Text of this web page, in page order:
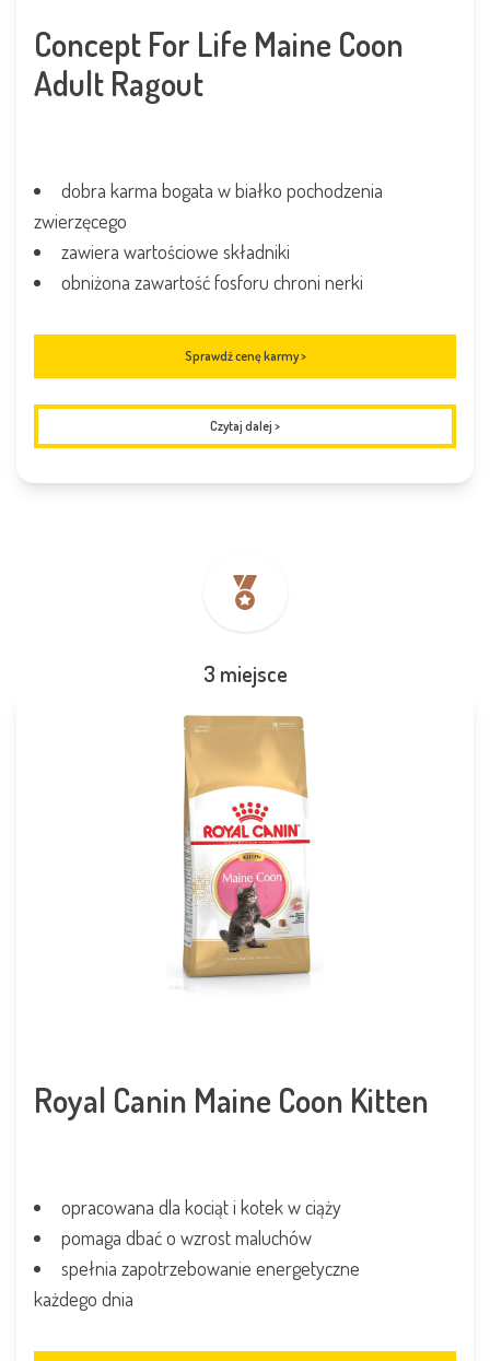
Concept For Life Maine Coon
Adult Ragout
dobra karma bogata w białko pochodzenia
zwierzęcego
zawiera wartościowe składniki
obniżona zawartość fosforu chroni nerki
Sprawdź cenę karmy >
Czytaj dalej >
3 miejsce
Royal Canin Maine Coon Kitten
opracowana dla kociąt i kotek w ciąży
pomaga dbać o wzrost maluchów
spełnia zapotrzebowanie energetyczne
każdego dnia